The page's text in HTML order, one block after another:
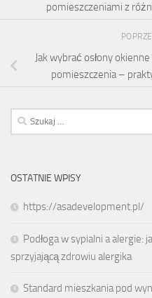
pomieszczeniami z
Jak wybrać osłony
pomieszczenia –
Szukaj:
OSTATNIE WPISY
https://asadevelopment.pl/
Podłoga w sypialni a
sprzyjającą zdrowiu alergika
Standard mieszkania pod